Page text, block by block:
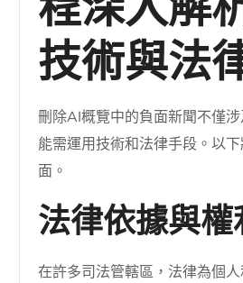
技術與法
刪除AI概覽中的負面新聞不僅
能需運用技術和法律手段。以
面。
法律依據與
在許多司法管轄區，法律為個